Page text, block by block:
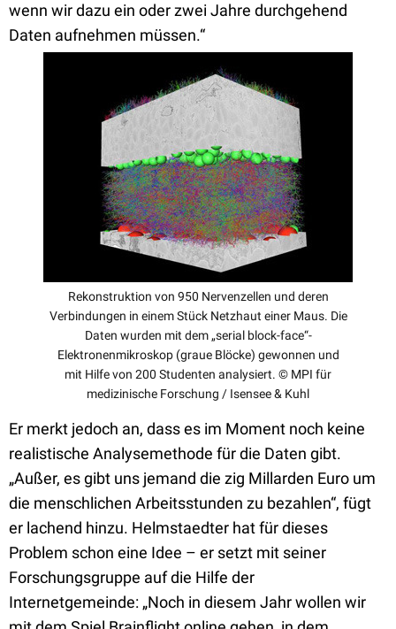
wenn wir dazu ein oder zwei Jahre durchgehend
Daten aufnehmen müssen.“
Rekonstruktion von 950 Nervenzellen und deren
Verbindungen in einem Stück Netzhaut einer Maus. Die
Daten wurden mit dem „serial block-face“-
Elektronenmikroskop (graue Blöcke) gewonnen und
mit Hilfe von 200 Studenten analysiert. © MPI für
medizinische Forschung / Isensee & Kuhl
Er merkt jedoch an, dass es im Moment noch keine
realistische Analysemethode für die Daten gibt.
„Außer, es gibt uns jemand die zig Millarden Euro um
die menschlichen Arbeitsstunden zu bezahlen“, fügt
er lachend hinzu. Helmstaedter hat für dieses
Problem schon eine Idee – er setzt mit seiner
Forschungsgruppe auf die Hilfe der
Internetgemeinde: „Noch in diesem Jahr wollen wir